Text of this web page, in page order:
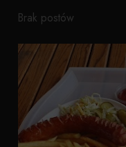
Brak postów